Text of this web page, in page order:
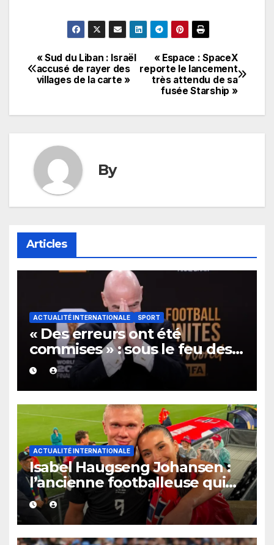
Navigation
de
l’article
« Espace : SpaceX
reporte le lancement
très attendu de sa
fusée Starship »
« Sud du Liban : Israël
accusé de rayer des
villages de la carte »
By
Articles
ACTUALITÉ INTERNATIONALE SPORT
« Des erreurs ont été
commises » : sous le feu des
critiques, Gianni Infantino et
la FIFA présentent leurs
excuses après la polémique
sur l’ouverture au privé.
ACTUALITÉ INTERNATIONALE
Isabel Haugseng Johansen :
l’ancienne footballeuse qui
accompagne Erling Haaland
dans l’ombre des projecteurs.